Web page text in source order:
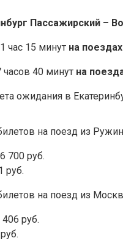
Пассажирский –
час 15 минут на поездах
40 минут на
ожидания в
на поезд из
700 руб.
руб.
на поезд из
руб.